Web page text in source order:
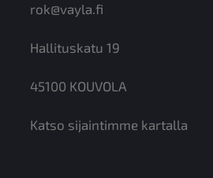
rok@vayla.fi
Hallituskatu 19
45100 KOUVOLA
Katso sijaintimme kartalla